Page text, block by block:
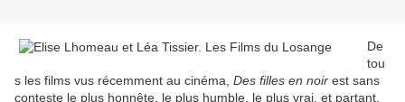
De
tou
s les films vus récemment au cinéma, Des filles en noir est sans
conteste le plus honnête, le plus humble, le plus vrai, et partant,